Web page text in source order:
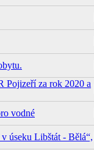
Pojizeří za rok 2020 a
vodné
úseku Libštát - Bělá“,